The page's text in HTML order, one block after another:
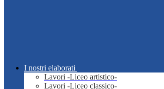
I nostri elaborati
Lavori -Liceo artistico-
Lavori -Liceo classico-